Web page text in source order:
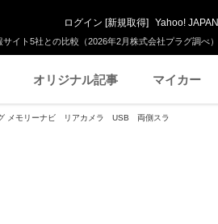
イト5社との比較（2026年2月株式会社プラグ調べ）
ログイン [新規取得] Yahoo! JAPAN
オリジナル記事 マイカー
メモリーナビ リアカメラ USB 両側スラ